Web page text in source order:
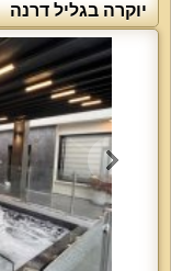
יוקרה בגליל דרנה